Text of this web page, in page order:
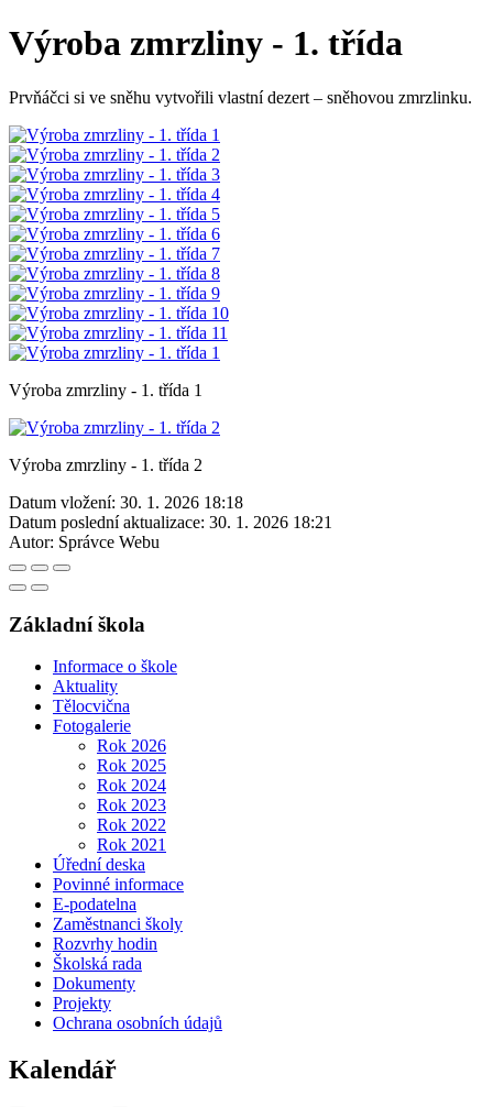
Výroba zmrzliny - 1. třída
Prvňáčci si ve sněhu vytvořili vlastní dezert – sněhovou zmrzlinku.
Výroba zmrzliny - 1. třída 1
Výroba zmrzliny - 1. třída 2
Datum vložení: 30. 1. 2026 18:18
Datum poslední aktualizace: 30. 1. 2026 18:21
Autor: Správce Webu
Základní škola
Informace o škole
Aktuality
Tělocvična
Fotogalerie
Rok 2026
Rok 2025
Rok 2024
Rok 2023
Rok 2022
Rok 2021
Úřední deska
Povinné informace
E-podatelna
Zaměstnanci školy
Rozvrhy hodin
Školská rada
Dokumenty
Projekty
Ochrana osobních údajů
Kalendář